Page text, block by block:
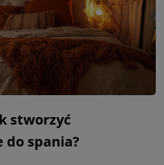
stworzyć
spania?